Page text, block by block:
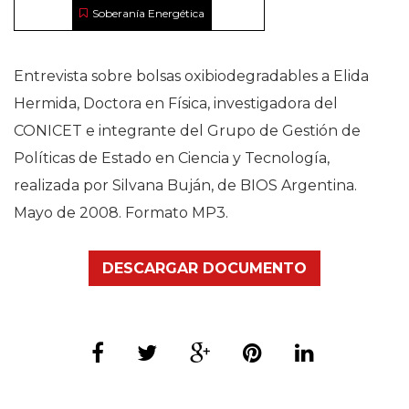
Soberanía Energética
Entrevista sobre bolsas oxibiodegradables a Elida
Hermida, Doctora en Física, investigadora del
CONICET e integrante del Grupo de Gestión de
Políticas de Estado en Ciencia y Tecnología,
realizada por Silvana Buján, de BIOS Argentina.
Mayo de 2008. Formato MP3.
DESCARGAR DOCUMENTO